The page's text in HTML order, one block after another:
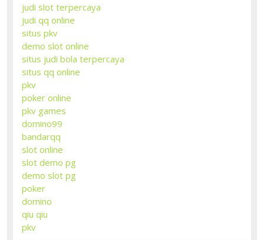
judi slot terpercaya
judi qq online
situs pkv
demo slot online
situs judi bola terpercaya
situs qq online
pkv
poker online
pkv games
domino99
bandarqq
slot online
slot demo pg
demo slot pg
poker
domino
qiu qiu
pkv